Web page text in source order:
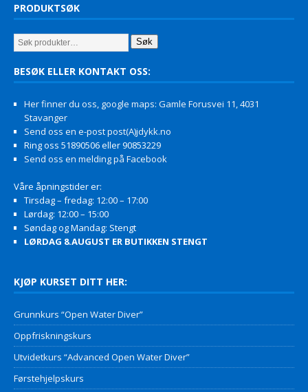
PRODUKTSØK
Søk
BESØK ELLER KONTAKT OSS:
Her finner du oss, google maps: Gamle Forusvei 11, 4031
Stavanger
Send oss en e-post post(A)jdykk.no
Ring oss 51890506 eller 90853229
Send oss en melding på Facebook
Våre åpningstider er:
Tirsdag – fredag: 12:00 – 17:00
Lørdag: 12:00 – 15:00
Søndag og Mandag: Stengt
LØRDAG 8.AUGUST ER BUTIKKEN STENGT
KJØP KURSET DITT HER:
Grunnkurs “Open Water Diver”
Oppfriskningskurs
Utvidetkurs “Advanced Open Water Diver”
Førstehjelpskurs